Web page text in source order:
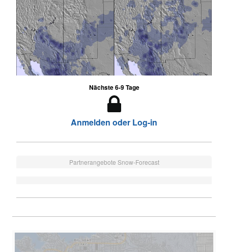
Nächste 6-9 Tage
Anmelden oder Log-in
Partnerangebote Snow-Forecast